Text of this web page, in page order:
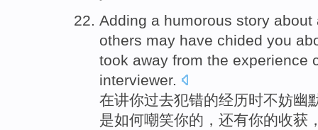
Adding a humorous story about
others may have chided you
took away from the experience
interviewer.
在讲你过去犯错的经历时不妨幽
是如何嘲笑你的， 还有你的收获